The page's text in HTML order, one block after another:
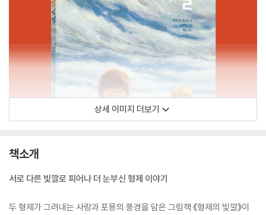
상세 이미지 더보기
책소개
서로 다른 빛깔로 피어나 더 눈부신 형제 이야기
두 형제가 그려내는 사랑과 포용의 풍경을 담은 그림책 《형제의 빛깔》이